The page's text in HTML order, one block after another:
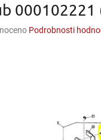
000102221
Podrobnosti